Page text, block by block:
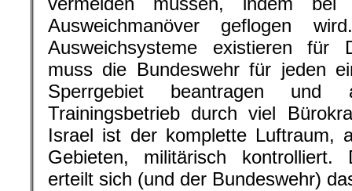
Ausweichmanöver geflogen
Ausweichsysteme existieren für
muss die Bundeswehr für jeden
Sperrgebiet beantragen und
Trainingsbetrieb durch viel
Israel ist der komplette Luftraum,
Gebieten, militärisch kontrolliert.
erteilt sich (und der Bundeswehr)